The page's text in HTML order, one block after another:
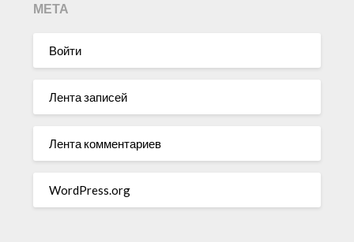
МЕТА
Войти
Лента записей
Лента комментариев
WordPress.org